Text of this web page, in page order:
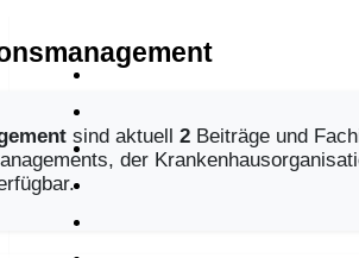
sind aktuell 2 Beiträge und
der